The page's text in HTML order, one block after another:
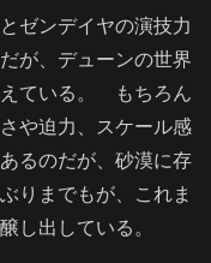
ゼンデイヤの演技力
が、デューンの世界
えている。
もちろん
や迫力、スケール感
るのだが、砂漠に存
りまでもが、これま
し出している。